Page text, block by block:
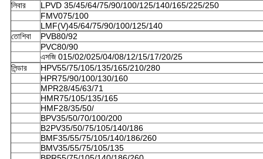
লিবার
LPVD 35/45/64/75/90/100/125/140/165/225/250
FMV075/100
LMF(V)45/64/75/90/100/125/140
তোশিবা
PVB80/92
PVC80/90
এসজি 015/02/025/04/08/12/15/17/20/25
লিন্ডার
HPV55/75/105/135/165/210/280
HPR75/90/100/130/160
MPR28/45/63/71
HMR75/105/135/165
HMF28/35/50/
BPV35/50/70/100/200
B2PV35/50/75/105/140/186
BMF35/55/75/105/140/186/260
BMV35/55/75/105/135